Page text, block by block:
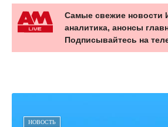
Самые свежие новости
аналитика, анонсы
Подписывайтесь на
НОВОСТЬ